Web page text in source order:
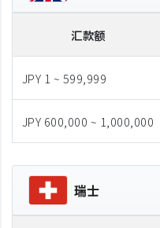
汇款额
JPY 1 ~ 599,999
JPY 600,000 ~ 1,000,000
瑞士